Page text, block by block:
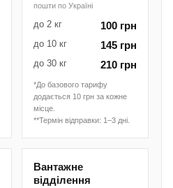
пошти по Україні
до 2 кг 100 грн
до 10 кг 145 грн
до 30 кг 210 грн
*До базового тарифу
додається 10 грн за кожне
місце.
**Термін відправки: 1–3 дні.
Вантажне
відділення